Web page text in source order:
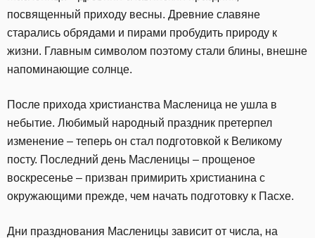
посвященный приходу весны. Древние славяне
старались обрядами и пирами пробудить природу к
жизни. Главным символом поэтому стали блины, внешне
напоминающие солнце.
После прихода христианства Масленица не ушла в
небытие. Любимый народный праздник претерпел
изменение – теперь он стал подготовкой к Великому
посту. Последний день Масленицы – прощеное
воскресенье – призван примирить христианина с
окружающими прежде, чем начать подготовку к Пасхе.
Дни празднования Масленицы зависит от числа, на